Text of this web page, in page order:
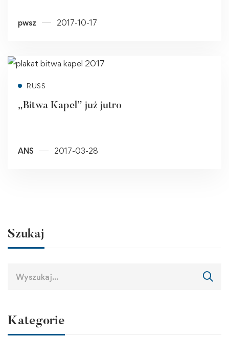
pwsz 2017-10-17
RUSS
„Bitwa Kapel” już jutro
ANS 2017-03-28
Szukaj
Kategorie